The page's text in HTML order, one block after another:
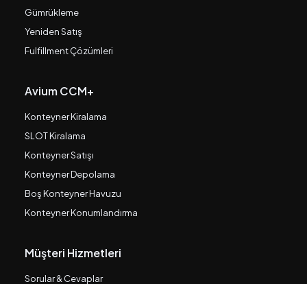
Gümrükleme
Yeniden Satış
Fulfillment Çözümleri
Avium CCM+
Konteyner Kiralama
SLOT Kiralama
Konteyner Satışı
Konteyner Depolama
Boş Konteyner Havuzu
Konteyner Konumlandırma
Müşteri Hizmetleri
Sorular & Cevaplar